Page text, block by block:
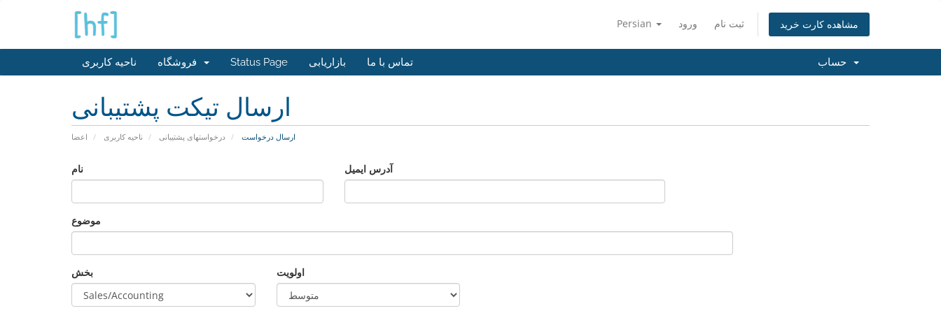
Persian ورود ثبت نام مشاهده کارت خرید
ناحیه کاربری Status Page بازاریابی تماس با ما
ارسال تیکت پشتیبانی
اعضا ناحیه کاربری درخواستهای پشتیبانی ارسال درخواست
نام آدرس ایمیل
موضوع
بخش اولویت